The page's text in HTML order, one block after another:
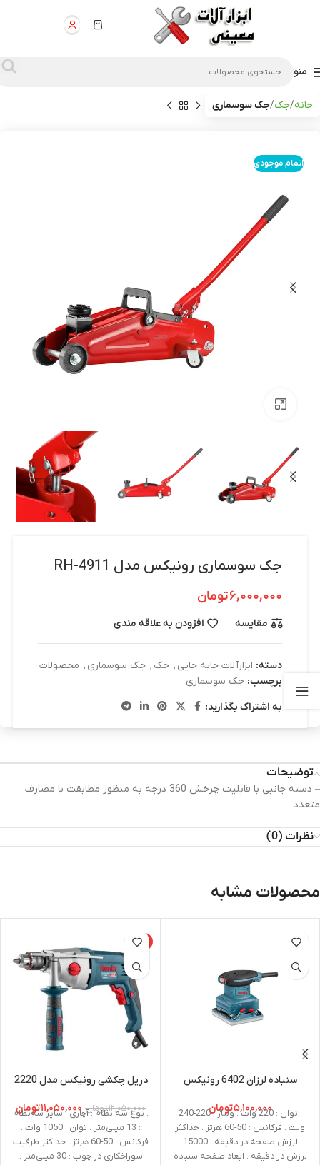
منو
خانه جک جک سوسماری
اتمام موجودی
جک سوسماری رونیکس مدل RH-4911
۶,۰۰۰,۰۰۰تومان
مقایسه افزودن به علاقه مندی
دسته: ابزارآلات جابه جایی , جک , جک سوسماری , محصولات
برچسب: جک سوسماری
به اشتراک بگذارید:
توضیحات
– دسته جانبی با قابلیت چرخش 360 درجه به منظور مطابقت با مصارف
متعدد
نظرات (0)
محصولات مشابه
سنباده لرزان 6402 رونیکس
۵,۱۰۰,۰۰۰تومان
. توان : 220 وات . ولتاژ : 220-240
ولت . فرکانس : 50-60 هرتز . حداکثر
لرزش صفحه در دقیقه : 15000
لرزش در دقیقه . ابعاد صفحه سنباده
-8%
دریل چکشی رونیکس مدل 2220
۱۲,۰۵۰,۰۰۰تومان ۱۱,۰۵۰,۰۰۰تومان
. نوع سه نظام : آچاری . سایز سه‌نظام
: 13 میلی‌متر . توان : 1050 وات .
فرکانس : 50-60 هرتز . حداکثر ظرفیت
سوراخکاری در چوب : 30 میلی‌متر .